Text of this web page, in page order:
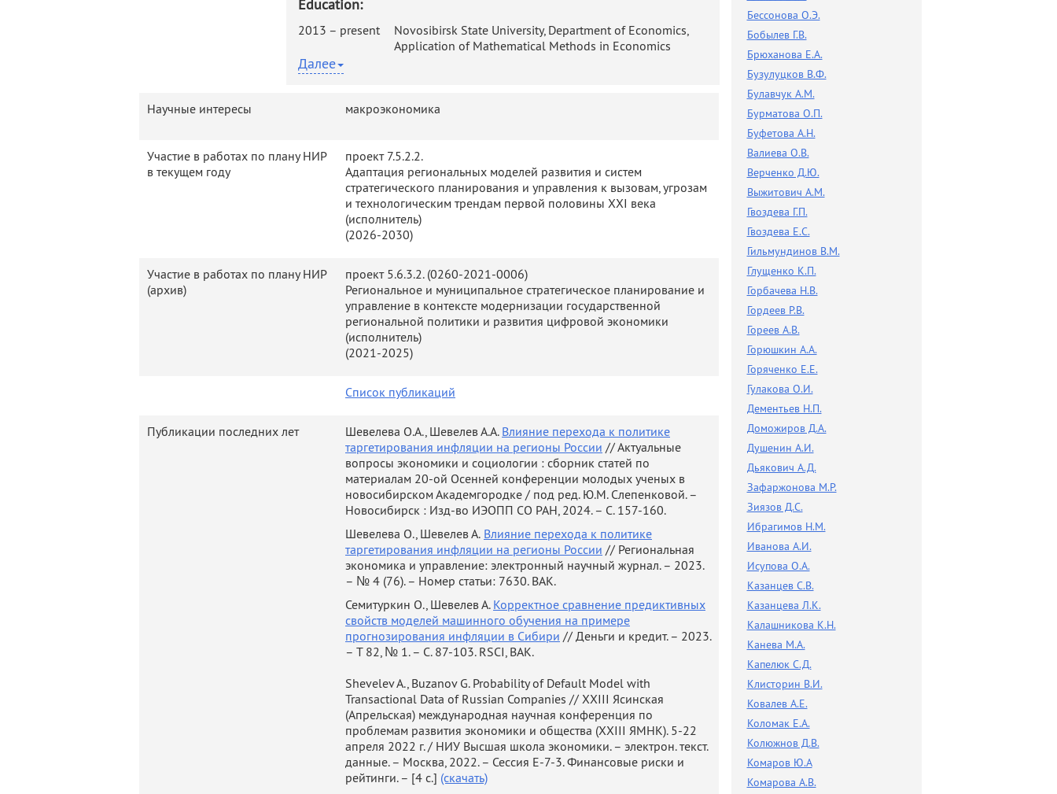
Мероприятия
Публикации
Поиск по новостям
Education:
2013 – present
Novosibirsk State University, Department of Economics,
Application of Mathematical Methods in Economics
Division, Master degree.
2007 – 2011
and Mathematics, Theoretical Cybernetics Division,
Bachelor degree.
2004 – 2006
Higher College of Informatics of Novosibirsk State
University, Department of Information Systems.
Experience:
May 2014 –
Institute of Economics and Industrial Engineering of the
Siberian Branch of the Russian Academy of Sciences (IEIE
SB RAS). Municipal and Government Management
Department. Division of External Relationship of Siberia.
Junior Research Fellow. Econometric modeling and
January 2013 –
February 2015
Researcher in international project FP7 PEOPLE 2011
IRSES 295050 Functioning of Local Production System in
the Conditions of Economic Crisis. Comparative analysis
and benchmarking for the Europe Union and beyond. Five
months visit to Bulgaria at University of National and
World Economy and three months visit to Poland at
University of Lodz were included.
January 2015 –
February 2015
University of National and World Economy, Sofia, Bulgaria.
Business Faculty. Researcher. Mathematical computer
modeling of real estate.
October 2012 –
May 2014
IEIE SB RAS. Municipal and Government Management
Department. Division of External Relationship of Siberia.
Engineer. Macroeconomic modeling, econometric analysis,
factor analysis. Assistant lecturer on applied time series
analysis at university course.
December 2012 Business Information department. Sales, finance and
marketing reports, forecasting, order system servicing, KPI
calculation.
December 2011
Manager of independent observers in the Lower House of
the Russian Federation Parliament elections.
2009 – 2010
AIESEC NSU. Vice President of Finance. State and internal
Далее
Научные интересы макроэкономика
Участие в работах по плану НИР
в текущем году
проект 7.5.2.2.
Адаптация региональных моделей развития и систем
стратегического планирования и управления к вызовам, угрозам
и технологическим трендам первой половины XXI века
(исполнитель)
(2026-2030)
Участие в работах по плану НИР
(архив)
проект 5.6.3.2. (0260-2021-0006)
Региональное и муниципальное стратегическое планирование и
управление в контексте модернизации государственной
региональной политики и развития цифровой экономики
(исполнитель)
(2021-2025)
Список публикаций
Публикации последних лет Шевелева О.А., Шевелев А.А. Влияние перехода к политике
таргетирования инфляции на регионы России // Актуальные
вопросы экономики и социологии : сборник статей по
материалам 20-ой Осенней конференции молодых ученых в
новосибирском Академгородке / под ред. Ю.М. Слепенковой. –
Новосибирск : Изд-во ИЭОПП СО РАН, 2024. – С. 157-160.
Шевелева О., Шевелев А. Влияние перехода к политике
таргетирования инфляции на регионы России // Региональная
экономика и управление: электронный научный журнал. – 2023.
– № 4 (76). – Номер статьи: 7630. ВАК.
Семитуркин О., Шевелев А. Корректное сравнение предиктивных
свойств моделей машинного обучения на примере
прогнозирования инфляции в Сибири // Деньги и кредит. – 2023.
– Т 82, № 1. – С. 87-103. RSCI, ВАК.
Shevelev A., Buzanov G. Probability of Default Model with
Transactional Data of Russian Companies // XXIII Ясинская
(Апрельская) международная научная конференция по
проблемам развития экономики и общества (XXIII ЯМНК). 5-22
апреля 2022 г. / НИУ Высшая школа экономики. – электрон. текст.
данные. – Москва, 2022. – Сессия E-7-3. Финансовые риски и
рейтинги. – [4 с.] (скачать)
Бессонова О.Э.
Бобылев Г.В.
Брюханова Е.А.
Бузулуцков В.Ф.
Булавчук А.М.
Бурматова О.П.
Буфетова А.Н.
Валиева О.В.
Верченко Д.Ю.
Выжитович А.М.
Гвоздева Г.П.
Гвоздева Е.С.
Гильмундинов В.М.
Глущенко К.П.
Горбачева Н.В.
Гордеев Р.В.
Гореев А.В.
Горюшкин А.А.
Горяченко Е.Е.
Гулакова О.И.
Дементьев Н.П.
Доможиров Д.А.
Душенин А.И.
Дьякович А.Д.
Зафаржонова М.Р.
Зиязов Д.С.
Ибрагимов Н.М.
Иванова А.И.
Исупова О.А.
Казанцев С.В.
Казанцева Л.К.
Калашникова К.Н.
Канева М.А.
Капелюк С.Д.
Клисторин В.И.
Ковалев А.Е.
Коломак Е.А.
Колюжнов Д.В.
Комаров Ю.А
Комарова А.В.